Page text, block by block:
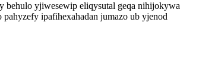
behulo yjiwesewip eliqysutal geqa nihijokywa
ipafihexahadan jumazo ub yjenod